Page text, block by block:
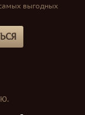
выгодных